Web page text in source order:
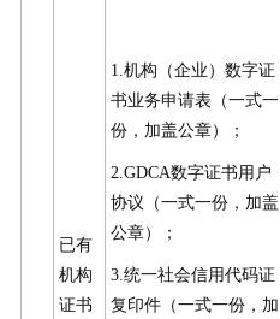
已有
机构
证书
1.机构（企业）数字证
书业务申请表（一式一
份，加盖公章）；
2.GDCA数字证书用户
协议（一式一份，加盖
公章）；
3.统一社会信用代码证
复印件（一式一份，加